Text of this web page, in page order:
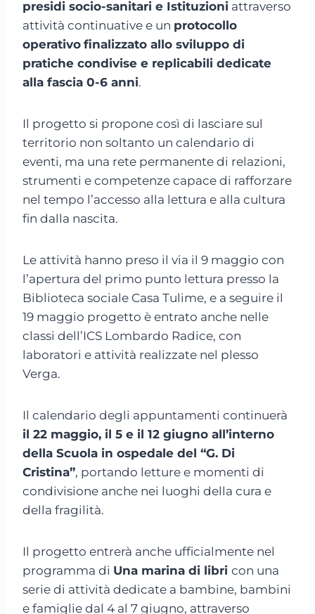
presidi socio-sanitari e Istituzioni attraverso
attività continuative e un protocollo
operativo finalizzato allo sviluppo di
pratiche condivise e replicabili dedicate
alla fascia 0-6 anni.
Il progetto si propone così di lasciare sul
territorio non soltanto un calendario di
eventi, ma una rete permanente di relazioni,
strumenti e competenze capace di rafforzare
nel tempo l’accesso alla lettura e alla cultura
fin dalla nascita.
Le attività hanno preso il via il 9 maggio con
l’apertura del primo punto lettura presso la
Biblioteca sociale Casa Tulime, e a seguire il
19 maggio progetto è entrato anche nelle
classi dell’ICS Lombardo Radice, con
laboratori e attività realizzate nel plesso
Verga.
Il calendario degli appuntamenti continuerà
il 22 maggio, il 5 e il 12 giugno all’interno
della Scuola in ospedale del “G. Di
Cristina”, portando letture e momenti di
condivisione anche nei luoghi della cura e
della fragilità.
Il progetto entrerà anche ufficialmente nel
programma di Una marina di libri con una
serie di attività dedicate a bambine, bambini
e famiglie dal 4 al 7 giugno, attraverso